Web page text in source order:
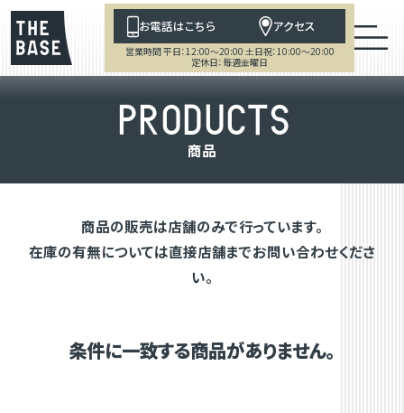
お電話はこちら アクセス
営業時間 平日：12:00～20:00 土日祝：10:00～20:00
定休日：毎週金曜日
PRODUCTS
商品
商品の販売は店舗のみで行っています。
在庫の有無については直接店舗までお問い合わせくださ
い。
条件に一致する商品がありません。